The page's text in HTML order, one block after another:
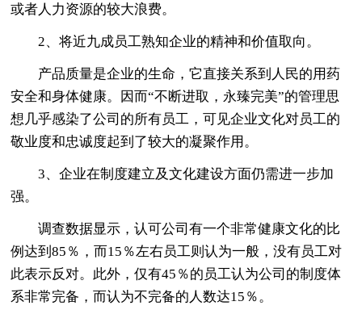
或者人力资源的较大浪费。
2、将近九成员工熟知企业的精神和价值取向。
产品质量是企业的生命，它直接关系到人民的用药
安全和身体健康。因而“不断进取，永臻完美”的管理思
想几乎感染了公司的所有员工，可见企业文化对员工的
敬业度和忠诚度起到了较大的凝聚作用。
3、企业在制度建立及文化建设方面仍需进一步加
强。
调查数据显示，认可公司有一个非常健康文化的比
例达到85％，而15％左右员工则认为一般，没有员工对
此表示反对。此外，仅有45％的员工认为公司的制度体
系非常完备，而认为不完备的人数达15％。